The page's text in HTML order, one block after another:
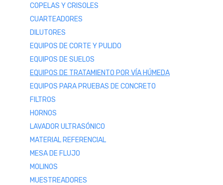
COPELAS Y CRISOLES
CUARTEADORES
DILUTORES
EQUIPOS DE CORTE Y PULIDO
EQUIPOS DE SUELOS
EQUIPOS DE TRATAMIENTO POR VÍA HÚMEDA
EQUIPOS PARA PRUEBAS DE CONCRETO
FILTROS
HORNOS
LAVADOR ULTRASÓNICO
MATERIAL REFERENCIAL
MESA DE FLUJO
MOLINOS
MUESTREADORES